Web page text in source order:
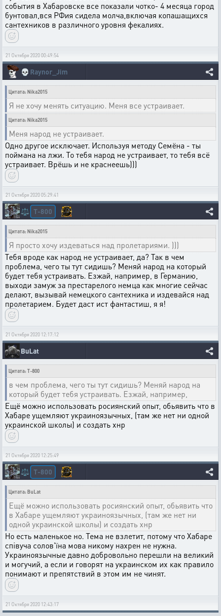
события в Хабаровске все показали чотко- 4 месяца город
бунтовал,вся РФия сидела молча,включая копашащихся
сантехников в различного уровня фекалиях.
21 Октября 2020 00:49:54
💀 Raynor_Jim
Цитата: Nika2015
Я не хочу менять ситуацию. Меня все устраивает.
Цитата: Nika2015
Меня народ не устраивает.
Одно другое исключает. Используя методу Семёна - ты
поймана на лжи. То тебя народ не устраивает, то тебя всё
устраивает. Врёшь и не краснеешь)))
21 Октября 2020 05:29:41
⚖️ T-800
Цитата: Nika2015
Я просто хочу издеваться над пролетариями. )))
Тебя вроде как народ не устраивает, да? Так в чем
проблема, чего ты тут сидишь? Меняй народ на который
будет тебя устраивать. Езжай, например, в Германию,
выходи замуж за престарелого немца как многие сейчас
делают, вызывай немецкого сантехника и издевайся над
пролетарием. Будет даст ист фантастиш, я я!
21 Октября 2020 12:17:12
BuLat
Цитата: T-800
в чем проблема, чего ты тут сидишь? Меняй народ на
который будет тебя устраивать. Езжай, например,
Ещё можно использовать росиянский опыт, обьявить что в
Хабаре ущемляют украиноязычных, (там же нет ни одной
украинской школы) и создать хнр
21 Октября 2020 12:25:49
⚖️ T-800
Цитата: BuLat
Ещё можно использовать росиянский опыт, обьявить что
в Хабаре ущемляют украиноязычных, (там же нет ни
одной украинской школы) и создать хнр
Но есть маленькое но. Тема не взлетит, потому что Хабаре
співуча солов'їна мова никому нахрен не нужна.
Украиноязычные давно добровольно перешли на великий
и могучий, а если и говорят на украинском их как правило
понимают и препятствий в этом им не чинят.
21 Октября 2020 12:43:17